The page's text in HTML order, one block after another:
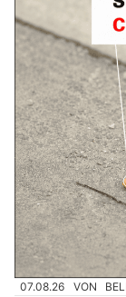
07.08.26 VON